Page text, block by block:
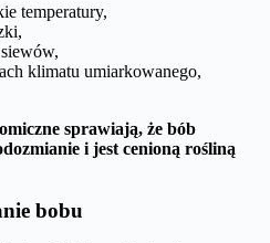
temperatury,
klimatu umiarkowanego,
sprawiają, że bób
i jest cenioną rośliną
bobu